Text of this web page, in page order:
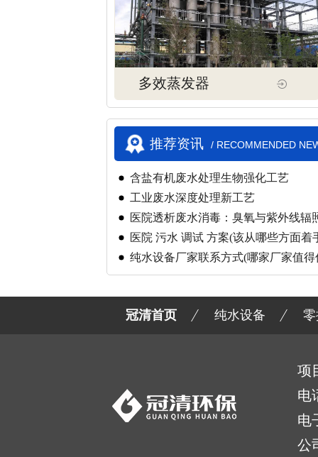
多效蒸发器
推荐资讯 / RECOMMENDED
含盐有机废水处理生物强化工艺
工业废水深度处理新工艺
医院透析废水消毒：臭氧与紫外线辐
医院 污水 调试 方案(该从哪些方面着
纯水设备厂家联系方式(哪家厂家值得
冠清首页 纯水设备
项
电
电
公